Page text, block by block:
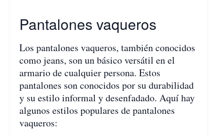
Pantalones vaqueros
Los pantalones vaqueros, también conocidos
como jeans, son un básico versátil en el
armario de cualquier persona. Estos
pantalones son conocidos por su durabilidad
y su estilo informal y desenfadado. Aquí hay
algunos estilos populares de pantalones
vaqueros: